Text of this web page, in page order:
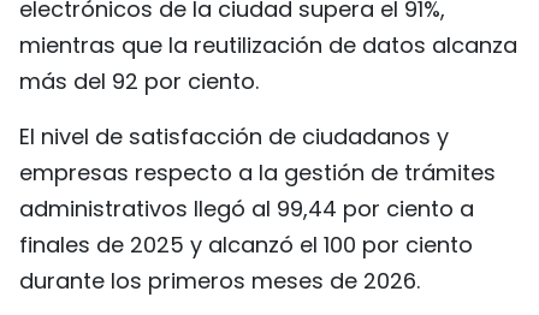
electrónicos de la ciudad supera el 91%,
mientras que la reutilización de datos alcanza
más del 92 por ciento.
El nivel de satisfacción de ciudadanos y
empresas respecto a la gestión de trámites
administrativos llegó al 99,44 por ciento a
finales de 2025 y alcanzó el 100 por ciento
durante los primeros meses de 2026.